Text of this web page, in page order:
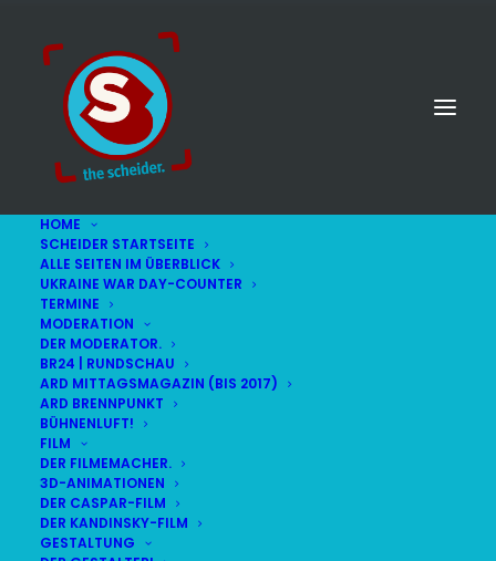
HOME
SCHEIDER STARTSEITE
ALLE SEITEN IM ÜBERBLICK
UKRAINE WAR DAY-COUNTER
TERMINE
MODERATION
DER MODERATOR.
BR24 | RUNDSCHAU
ARD MITTAGSMAGAZIN (BIS 2017)
ARD BRENNPUNKT
BÜHNENLUFT!
FILM
DER FILMEMACHER.
3D-ANIMATIONEN
DER CASPAR-FILM
DER KANDINSKY-FILM
GESTALTUNG
© STEFAN SCHEIDER
LIVE(alle Termine